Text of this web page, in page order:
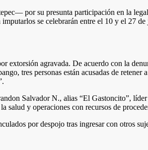
por su presunta participación en la
se celebrarán entre el 10 y el 27
agravada. De acuerdo con la
tres personas están acusadas de
Salvador N., alias “El Gastoncito”,
salud y operaciones con recursos de
por despojo tras ingresar con otros